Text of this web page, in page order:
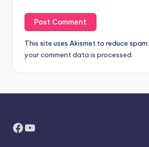
This site uses Akismet to reduce spam.
your comment data is processed.
Facebook
YouTube